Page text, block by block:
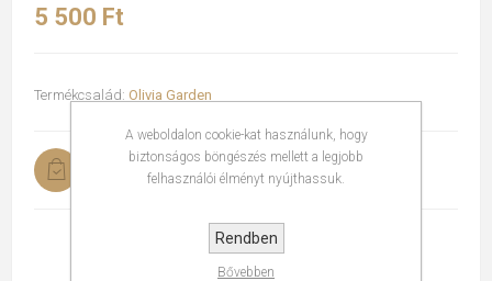
5 500 Ft
Termékcsalád: Olivia Garden
A weboldalon cookie-kat használunk, hogy
biztonságos böngészés mellett a legjobb
felhasználói élményt nyújthassuk.
Rendben
Bővebben